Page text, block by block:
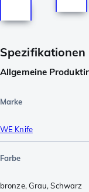
Spezifikationen
Allgemeine
Marke
WE Knife
Farbe
bronze,Grau,Schwarz